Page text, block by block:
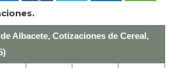
Albacete, Cotizaciones de Cereal,